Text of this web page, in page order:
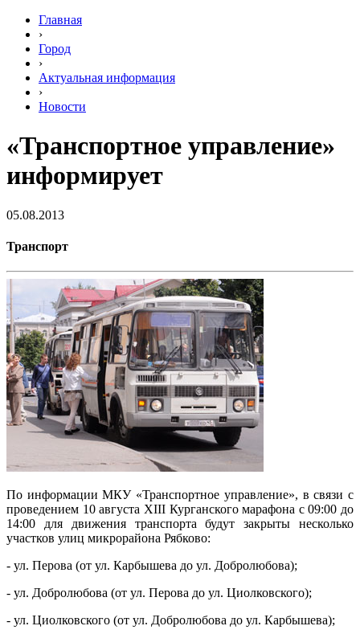
Главная
›
Город
›
Актуальная информация
›
Новости
«Транспортное управление»
информирует
05.08.2013
Транспорт
По информации МКУ «Транспортное управление», в связи с
проведением 10 августа XIII Курганского марафона с 09:00 до
14:00 для движения транспорта будут закрыты несколько
участков улиц микрорайона Рябково:
- ул. Перова (от ул. Карбышева до ул. Добролюбова);
- ул. Добролюбова (от ул. Перова до ул. Циолковского);
- ул. Циолковского (от ул. Добролюбова до ул. Карбышева);